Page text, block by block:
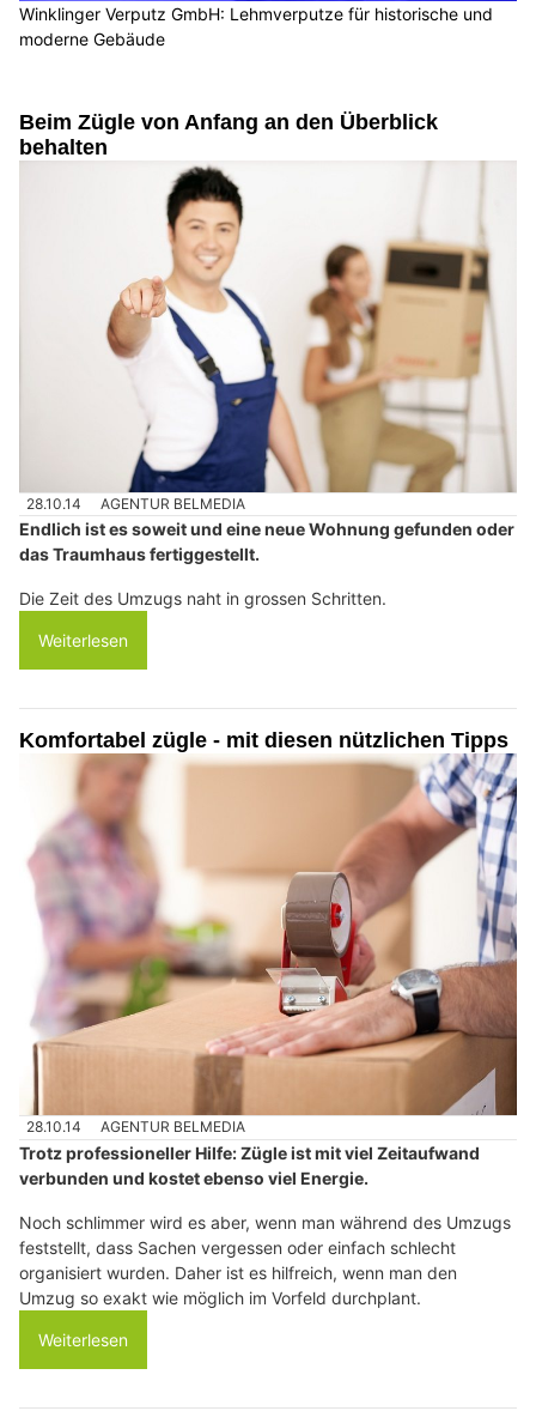
Winklinger Verputz GmbH: Lehmverputze für historische und
moderne Gebäude
Beim Zügle von Anfang an den Überblick
behalten
28.10.14 AGENTUR BELMEDIA
Endlich ist es soweit und eine neue Wohnung gefunden oder
das Traumhaus fertiggestellt.
Die Zeit des Umzugs naht in grossen Schritten.
Weiterlesen
Komfortabel zügle - mit diesen nützlichen Tipps
28.10.14 AGENTUR BELMEDIA
Trotz professioneller Hilfe: Zügle ist mit viel Zeitaufwand
verbunden und kostet ebenso viel Energie.
Noch schlimmer wird es aber, wenn man während des Umzugs
feststellt, dass Sachen vergessen oder einfach schlecht
organisiert wurden. Daher ist es hilfreich, wenn man den
Umzug so exakt wie möglich im Vorfeld durchplant.
Weiterlesen